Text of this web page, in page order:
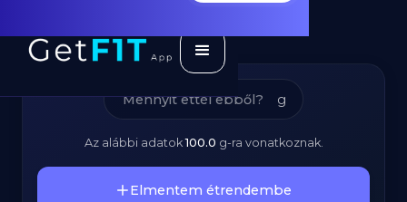
Tápanyagok
g
Az alábbi adatok100.0 g-ra vonatkoznak.
Elmentem étrendembe